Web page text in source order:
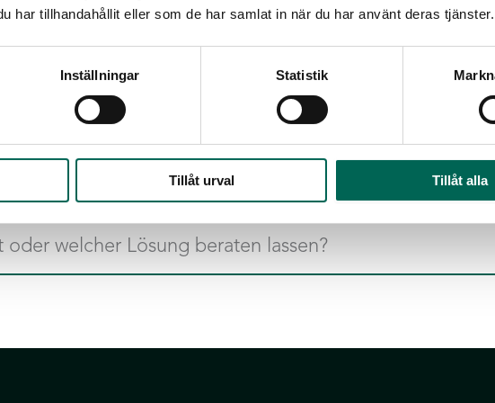
har tillhandahållit eller som de har samlat in när du har använt deras tjänster.
Inställningar Statistik
Tillåt urval Tillåt alla
bei uns über die Möglichkeiten.
verfügen wir über ein großes Netzwerk von Installationspartnern in ganz
(PET), wovon 50 % aus recycelten PET-Flaschen bestehen. Das
welcher Lösung beraten lassen?